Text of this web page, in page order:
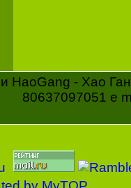
HaoGang - Хао
80637097051 e